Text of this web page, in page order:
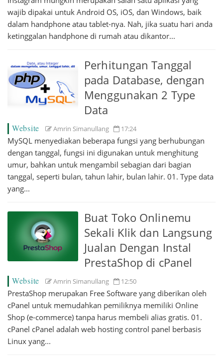
wajib dipakai untuk Android OS, iOS, dan Windows, baik
dalam handphone atau tablet-nya. Nah, jika suatu hari anda
ketinggalan handphone di rumah atau dikantor...
Perhitungan Tanggal
pada Database, dengan
Menggunakan 2 Type
Data
Website Amrin Simanullang 17:24
MySQL menyediakan beberapa fungsi yang berhubungan
dengan tanggal, fungsi ini digunakan untuk menghitung
umur, bahkan untuk mengambil sebagian dari bagian
tanggal, seperti bulan, tahun lahir, bulan lahir. 01. Type data
yang...
Buat Toko Onlinemu
Sekali Klik dan Langsung
Jualan Dengan Instal
PrestaShop di cPanel
Website Amrin Simanullang 12:50
PrestaShop merupakan Free Software yang diberikan oleh
cPanel untuk memudahkan pemiliknya memiliki Online
Shop (e-commerce) tanpa harus membeli alias gratis. 01.
cPanel cPanel adalah web hosting control panel berbasis
Linux yang...